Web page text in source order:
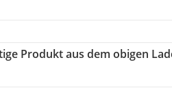
Produkt aus dem obigen